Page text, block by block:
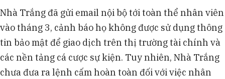
Nhà Trắng đã gửi email nội bộ tới toàn thể nhân viên
vào tháng 3, cảnh báo họ không được sử dụng thông
tin bảo mật để giao dịch trên thị trường tài chính và
các nền tảng cá cược sự kiện. Tuy nhiên, Nhà Trắng
chưa đưa ra lệnh cấm hoàn toàn đối với việc nhân